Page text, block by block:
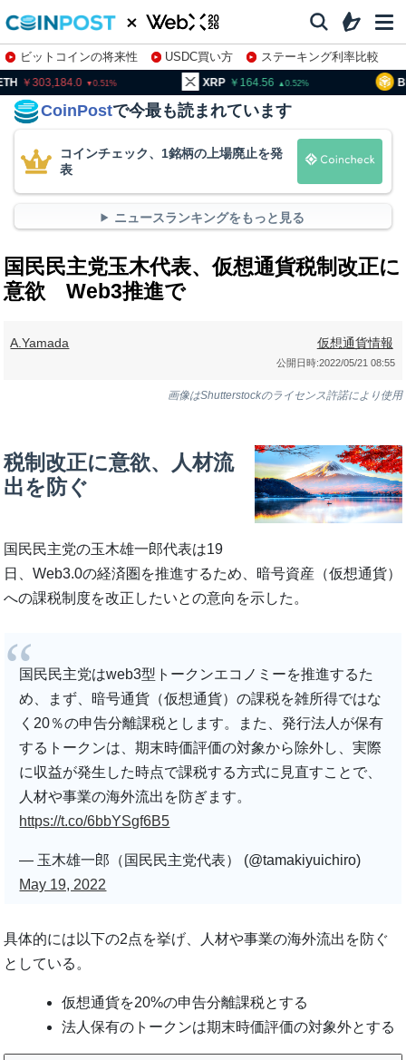
ビットコインの将来性 USDC買い方
ステーキング利率比較
株特集・関連銘柄
0.51 164.56 0.52 BNB
CoinPostで今最も読まれています
コインチェック、1銘柄の上場廃止を発
表
ニュースランキングをもっと見る
国民民主党玉木代表、仮想通貨税制改正に
意欲 Web3推進で
A.Yamada 仮想通貨情報
公開日時:2022/05/21 08:55
画像はShutterstockのライセンス許諾により使用
税制改正に意欲、人材流
出を防ぐ
国民民主党の玉木雄一郎代表は19
日、Web3.0の経済圏を推進するため、暗号資産（仮想通貨）
への課税制度を改正したいとの意向を示した。
国民民主党はweb3型トークンエコノミーを推進するた
め、まず、暗号通貨（仮想通貨）の課税を雑所得ではな
く20％の申告分離課税とします。また、発行法人が保有
するトークンは、期末時価評価の対象から除外し、実際
に収益が発生した時点で課税する方式に見直すことで、
人材や事業の海外流出を防ぎます。
https://t.co/6bbYSgf6B5
— 玉木雄一郎（国民民主党代表） (@tamakiyuichiro)
May 19, 2022
具体的には以下の2点を挙げ、人材や事業の海外流出を防ぐ
としている。
仮想通貨を20%の申告分離課税とする
法人保有のトークンは期末時価評価の対象外とする